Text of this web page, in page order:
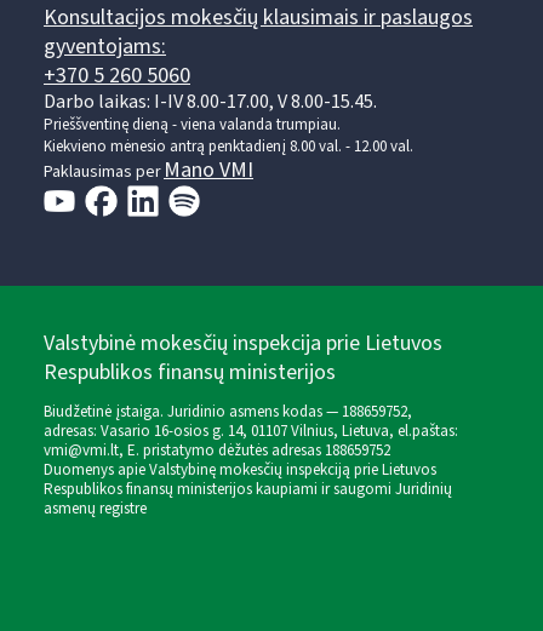
Konsultacijos mokesčių klausimais ir paslaugos
gyventojams:
+370 5 260 5060
Darbo laikas: I-IV 8.00-17.00, V 8.00-15.45.
Prieššventinę dieną - viena valanda trumpiau.
Kiekvieno mėnesio antrą penktadienį 8.00 val. - 12.00 val.
Paklausimas per Mano VMI
Valstybinė mokesčių inspekcija prie Lietuvos
Respublikos finansų ministerijos
Biudžetinė įstaiga. Juridinio asmens kodas — 188659752,
adresas: Vasario 16-osios g. 14, 01107 Vilnius, Lietuva, el.paštas:
vmi@vmi.lt, E. pristatymo dėžutės adresas 188659752
Duomenys apie Valstybinę mokesčių inspekciją prie Lietuvos
Respublikos finansų ministerijos kaupiami ir saugomi Juridinių
asmenų registre